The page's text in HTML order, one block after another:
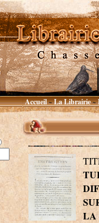
Accueil~La Librairie~
LA